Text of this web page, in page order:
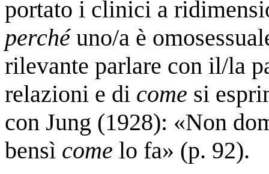
portato i clinici a
perchéuno/a è
rilevante parlare con il/la
relazioni e di come si
con Jung (1928): «Non
bensì come lo fa» (p. 92).